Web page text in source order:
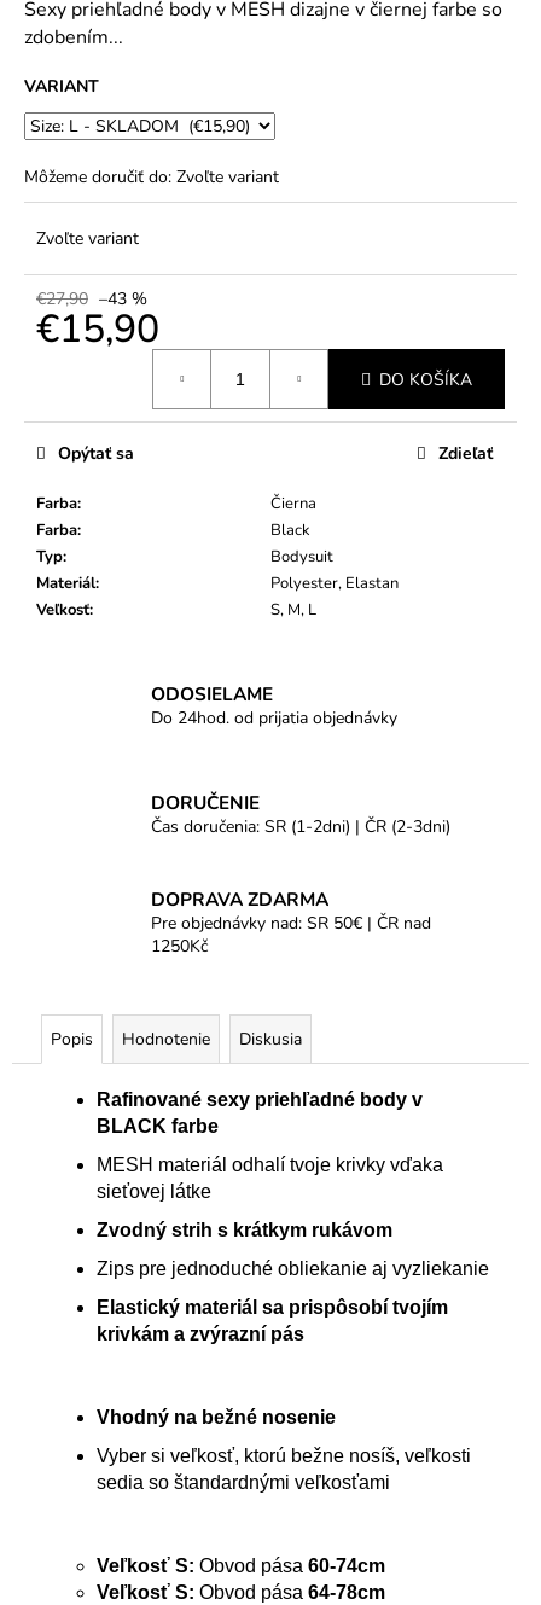
5
hviezdičiek.
Sexy priehľadné body v MESH dizajne v čiernej farbe so
zdobením...
VARIANT
Môžeme doručiť do: Zvoľte variant
Zvoľte variant
€27,90 –43 %
€15,90
DO KOŠÍKA
Farba:
Čierna
Farba:
Black
Typ:
Bodysuit
Materiál:
Polyester, Elastan
Veľkosť: S, M, L
Opýtať sa Zdieľať
ODOSIELAME
Do 24hod. od prijatia objednávky
DORUČENIE
Čas doručenia: SR (1-2dni) | ČR (2-3dni)
DOPRAVA ZDARMA
Pre objednávky nad: SR 50€ | ČR nad
1250Kč
Popis Hodnotenie Diskusia
Rafinované sexy priehľadné body v
BLACK farbe
MESH materiál odhalí tvoje krivky vďaka
sieťovej látke
Zvodný strih s krátkym rukávom
Zips pre jednoduché obliekanie aj vyzliekanie
Elastický materiál sa prispôsobí tvojím
krivkám a zvýrazní pás
Vhodný na bežné nosenie
Vyber si veľkosť, ktorú bežne nosíš, veľkosti
sedia so štandardnými veľkosťami
Veľkosť S: Obvod pása 60-74cm
Veľkosť S: Obvod pása 64-78cm
a
e